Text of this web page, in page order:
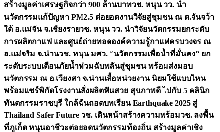
สร้างมูลค่าเศรษฐกิจกว่า 900 ล้านบาทวช. หนุน วว. นำ
นวัตกรรมแก้ปัญหา PM2.5 ต่อยอดงานวิจัยสู่ชุมชน ณ ต.จันจว้า
ใต้ อ.แม่จัน จ.เชียงรายวช. หนุน วว. นำวิจัยนวัตกรรมยกระดับ
การผลิตกาแฟ และศูนย์ถ่ายทอดองค์ความรู้กาแฟครบวงจร ณ
อ.แม่จริม จ.น่านวช. หนุน มศว. “นวัตกรรมเพื่อน้ำที่มั่นคง” ยก
ระดับระบบเตือนภัยน้ำท่วมฉับพลันสู่ชุมชน พร้อมส่งมอบ
นวัตกรรม ณ อ.เวียงสา จ.น่านเสื้อหน่วยงาน นิยมใช้แบบไหน
พร้อมแชร์พิกัดโรงงานสั่งผลิตฟันสวย สุขภาพดี ไปกับ 5 คลินิก
ทันตกรรมราชบุรี ใกล้ฉันถอดบทเรียน Earthquake 2025 สู่
Thailand Safer Future วช. เดินหน้าสร้างความพร้อมวช. ลงพื้น
ที่ภูเก็ต หนุนอาชีวะต่อยอดนวัตกรรมท้องถิ่น สร้างมูลค่าเชิง